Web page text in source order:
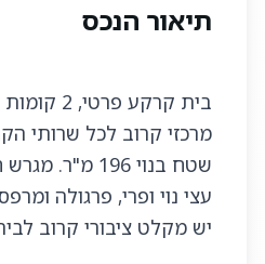
תיאור הנכס
בית קרקע
מרכזי קרוב לכל שרותי
שטח בנוי 196
עצי נוי ופרי, פרגולה
יש מקלט ציבורי קרוב